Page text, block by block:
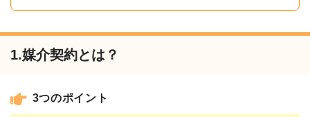
1.媒介契約とは？
3つのポイント